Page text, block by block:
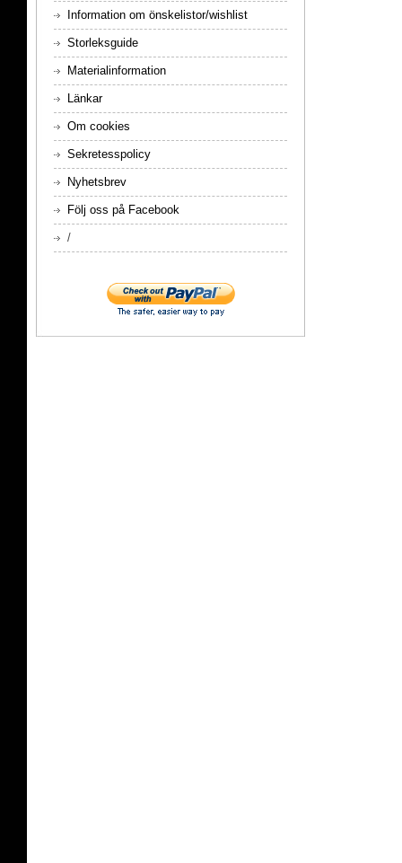
Information om önskelistor/wishlist
Storleksguide
Materialinformation
Länkar
Om cookies
Sekretesspolicy
Nyhetsbrev
Följ oss på Facebook
/